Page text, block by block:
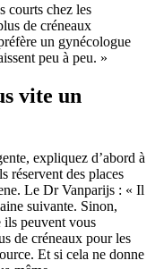
courts chez les
de créneaux
un gynécologue
peu à peu. »
vite un
expliquez d’abord à
réservent des places
Le Dr Vanparijs : « Il
suivante. Sinon,
ils peuvent vous
de créneaux pour les
Et si cela ne donne